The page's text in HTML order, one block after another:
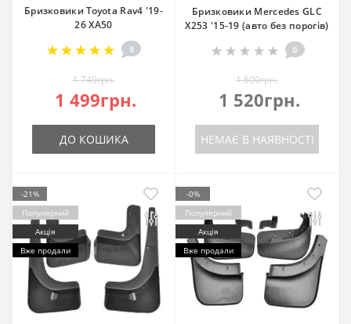
Бризковики Toyota Rav4 '19-
26 XA50
8
1 749грн.
1 499грн.
ДО КОШИКА
Бризковики Mercedes GLC
X253 '15-19 (авто без порогів)
0
1 600грн.
1 520грн.
НЕМАЄ В НАЯВНОСТІ
-21%
Популярний
Акція
Вже продали
-0%
Популярний
Акція
Вже продали